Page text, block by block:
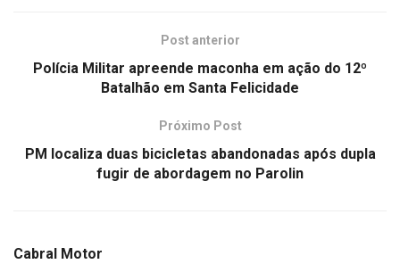
Post anterior
Polícia Militar apreende maconha em ação do 12º
Batalhão em Santa Felicidade
Próximo Post
PM localiza duas bicicletas abandonadas após dupla
fugir de abordagem no Parolin
Cabral Motor